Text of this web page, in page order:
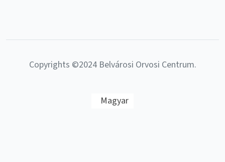
Copyrights ©2024 Belvárosi Orvosi Centrum.
Magyar